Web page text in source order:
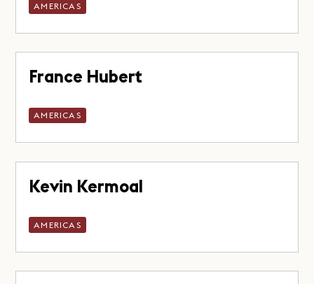
AMERICAS
France Hubert
AMERICAS
Kevin Kermoal
AMERICAS